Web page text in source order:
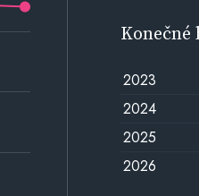
2023
2024
2025
2026